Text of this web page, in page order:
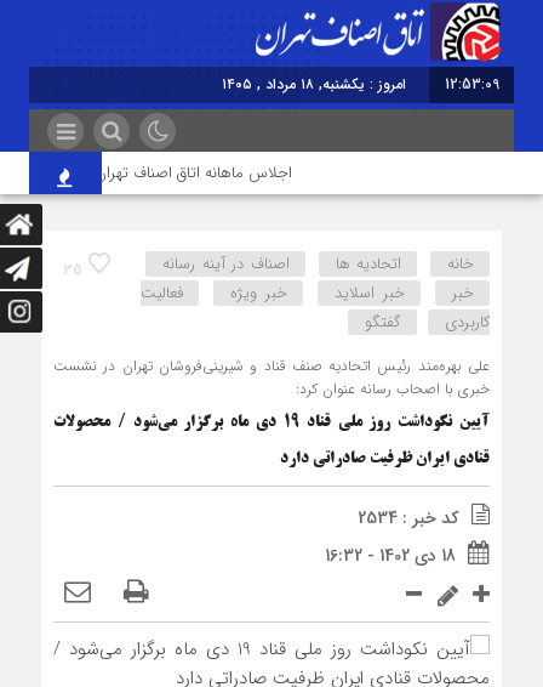
12:53:09 امروز : یکشنبه, ۱۸ مرداد , ۱۴۰۵
اجلاس ماهانه اتاق اصناف تهران برگزار شد
35 خانه اتحادیه ها
اصناف در آینه رسانه
خبر
خبر اسلايد خبر ویژه
فعالیت
کاربردی
گفتگو
علی بهره‌مند رئیس اتحادیه صنف قناد و شیرینی‌فروشان تهران در نشست
خبری با اصحاب رسانه عنوان کرد:
آیین نکوداشت روز ملی قناد 19 دی ماه برگزار می‌شود / محصولات
قنادی ایران ظرفیت صادراتی دارد
کد خبر : 2534
18 دی 1402 - 16:32